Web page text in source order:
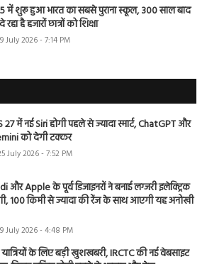
में शुरू हुआ भारत का सबसे पुराना स्कूल, 300 साल बाद
रहा है हजारों छात्रों को शिक्षा
July 2026 - 7:14 PM
27 में नई Siri होगी पहले से ज्यादा स्मार्ट, ChatGPT और
को देगी टक्कर
July 2026 - 7:52 PM
और Apple के पूर्व डिजाइनरों ने बनाई लग्जरी इलेक्ट्रिक
100 किमी से ज्यादा की रेंज के साथ आएगी यह अनोखी
July 2026 - 4:48 PM
के लिए बड़ी खुशखबरी, IRCTC की नई वेबसाइट